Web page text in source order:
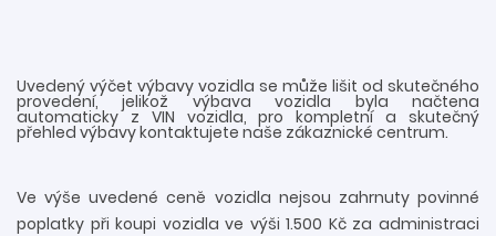
Uvedený výčet výbavy vozidla se může lišit od skutečného
provedení, jelikož výbava vozidla byla načtena
automaticky z VIN vozidla, pro kompletní a skutečný
přehled výbavy kontaktujete naše zákaznické centrum.
Ve výše uvedené ceně vozidla nejsou zahrnuty povinné
poplatky při koupi vozidla ve výši 1.500 Kč za administraci